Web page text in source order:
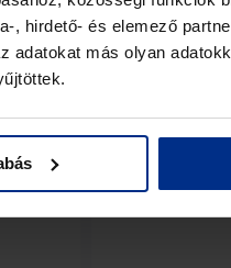
, hirdető- és elemező
adatokat más olyan
to
upconverter
8025-